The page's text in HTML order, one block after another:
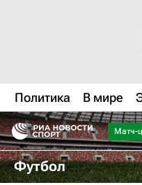
Политика В мире
Матч-
Футбол